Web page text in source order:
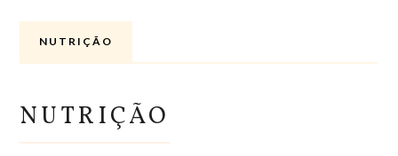
NUTRIÇÃO
NUTRIÇÃO